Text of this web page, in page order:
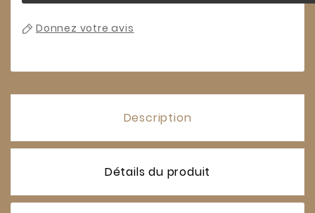
Donnez votre avis
Description
Détails du produit